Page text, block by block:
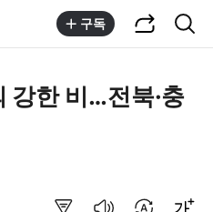
구독
한 비…전북·충